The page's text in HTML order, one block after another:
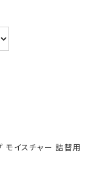
モイスチャー 詰替用